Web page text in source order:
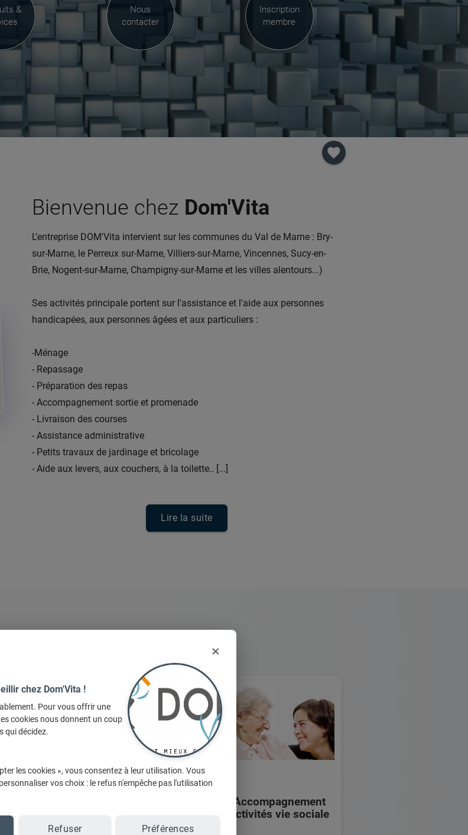
&
Nous
contacter
Inscription
membre
favorite
Bienvenue chez Dom'Vita
L'entreprise DOM'Vita intervient sur les communes du Val de Marne : Bry-
sur-Marne, le Perreux sur-Marne, Villiers-sur-Marne, Vincennes, Sucy-en-
Brie, Nogent-sur-Marne, Champigny-sur-Marne et les villes alentours...)
Ses activités principale portent sur l'assistance et l'aide aux personnes
handicapées, aux personnes âgées et aux particuliers :
-Ménage
- Repassage
- Préparation des repas
- Accompagnement sortie et promenade
- Livraison des courses
- Assistance administrative
- Petits travaux de jardinage et bricolage
- Aide aux levers, aux couchers, à la toilette.. [...]
Lire la suite
Accompagnement
activités vie sociale
×
chez Dom'Vita !
Pour vous offrir une
cookies nous donnent un coup
qui décidez.
les cookies », vous consentez à leur utilisation. Vous
vos choix : le refus n'empêche pas l'utilisation
Refuser Préférences